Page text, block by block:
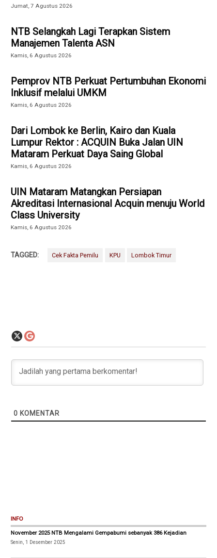
Jumat, 7 Agustus 2026
NTB Selangkah Lagi Terapkan Sistem
Manajemen Talenta ASN
Kamis, 6 Agustus 2026
Pemprov NTB Perkuat Pertumbuhan Ekonomi
Inklusif melalui UMKM
Kamis, 6 Agustus 2026
Dari Lombok ke Berlin, Kairo dan Kuala
Lumpur Rektor : ACQUIN Buka Jalan UIN
Mataram Perkuat Daya Saing Global
Kamis, 6 Agustus 2026
UIN Mataram Matangkan Persiapan
Akreditasi Internasional Acquin menuju World
Class University
Kamis, 6 Agustus 2026
TAGGED: Cek Fakta Pemilu KPU Lombok Timur
0 KOMENTAR
INFO
November 2025 NTB Mengalami Gempabumi sebanyak 386 Kejadian
Senin, 1 Desember 2025